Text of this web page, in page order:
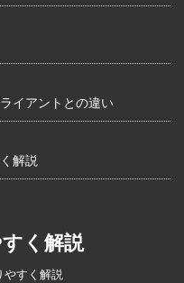
イアントとの違い
解説
く解説
すく解説